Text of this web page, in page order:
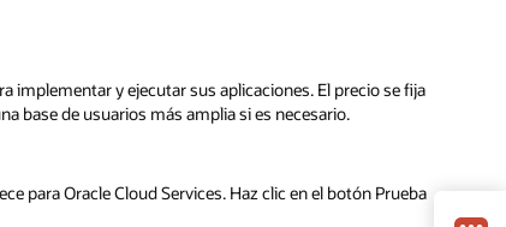
implementar y ejecutar sus aplicaciones. El precio se fija
base de usuarios más amplia si es necesario.
para Oracle Cloud Services. Haz clic en el botón Prueba